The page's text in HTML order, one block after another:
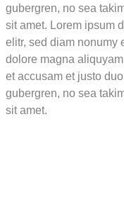
gubergren, no sea
sit amet. Lorem ipsum
elitr, sed diam nonumy
dolore magna
et accusam et justo
gubergren, no sea
sit amet.